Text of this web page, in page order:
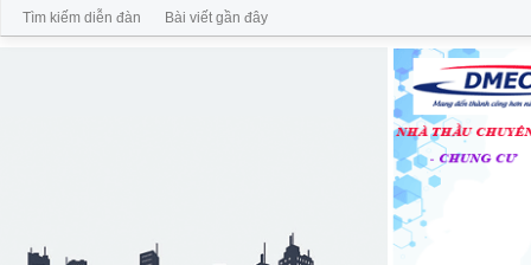
Tìm kiếm diễn đàn Bài viết gần đây